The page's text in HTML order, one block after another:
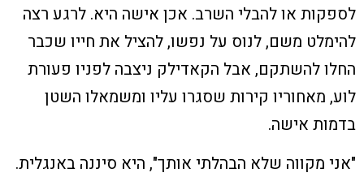
לספקות או להבלי השרב. אכן אישה היא. לרגע רצה
להימלט משם, לנוס על נפשו, להציל את חייו שכבר
החלו להשתקם, אבל הקאדילק ניצבה לפניו פעורת
לוע, מאחוריו קירות שסגרו עליו ומשמאלו השטן
בדמות אישה.
"אני מקווה שלא הבהלתי אותך", היא סיננה באנגלית.